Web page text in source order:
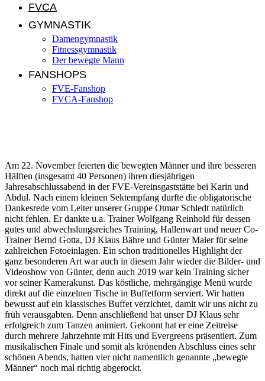
FVCA
GYMNASTIK
Damengymnastik
Fitnessgymnastik
Der bewegte Mann
FANSHOPS
FVE-Fanshop
FVCA-Fanshop
Am 22. November feierten die bewegten Männer und ihre besseren
Hälften (insgesamt 40 Personen) ihren diesjährigen
Jahresabschlussabend in der FVE-Vereinsgaststätte bei Karin und
Abdul. Nach einem kleinen Sektempfang durfte die obligatorische
Dankesrede vom Leiter unserer Gruppe Otmar Schledt natürlich
nicht fehlen. Er dankte u.a. Trainer Wolfgang Reinhold für dessen
gutes und abwechslungsreiches Training, Hallenwart und neuer Co-
Trainer Bernd Gotta, DJ Klaus Bähre und Günter Maier für seine
zahlreichen Fotoeinlagen. Ein schon traditionelles Highlight der
ganz besonderen Art war auch in diesem Jahr wieder die Bilder- und
Videoshow von Günter, denn auch 2019 war kein Training sicher
vor seiner Kamerakunst. Das köstliche, mehrgängige Menü wurde
direkt auf die einzelnen Tische in Buffetform serviert. Wir hatten
bewusst auf ein klassisches Buffet verzichtet, damit wir uns nicht zu
früh verausgabten. Denn anschließend hat unser DJ Klaus sehr
erfolgreich zum Tanzen animiert. Gekonnt hat er eine Zeitreise
durch mehrere Jahrzehnte mit Hits und Evergreens präsentiert. Zum
musikalischen Finale und somit als krönenden Abschluss eines sehr
schönen Abends, hatten vier nicht namentlich genannte „bewegte
Männer“ noch mal richtig abgerockt.